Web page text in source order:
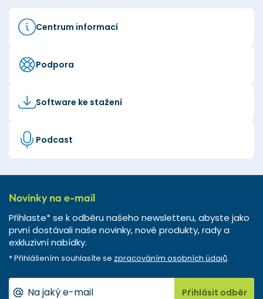
Centrum informací
Podpora
Software ke stažení
Podcast
Novinky na e-mail
Přihlaste* se k odběru našeho newsletteru, abyste jako
první dostávali naše novinky, nové produkty, rady a
exkluzivní nabídky.
* Přihlášením souhlasíte se zpracováním osobních údajů.
Přihlásit odběr